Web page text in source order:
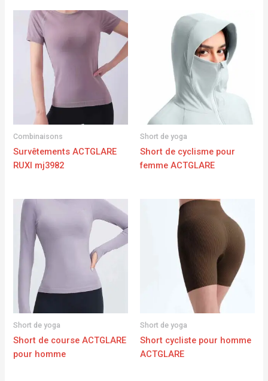
Combinaisons
Survêtements ACTGLARE
RUXI mj3982
Short de yoga
Short de cyclisme pour
femme ACTGLARE
Short de yoga
Short de course ACTGLARE
pour homme
Short de yoga
Short cycliste pour homme
ACTGLARE